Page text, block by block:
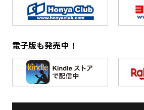
電子版も発売中！